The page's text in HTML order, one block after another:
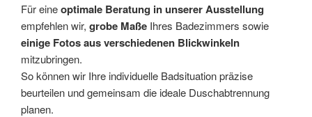
Für eineoptimale Beratung in unserer Ausstellung
empfehlen wir, grobe Maße Ihres Badezimmers sowie
einige Fotos aus verschiedenen Blickwinkeln
mitzubringen.
So können wir Ihre individuelle Badsituation präzise
beurteilen und gemeinsam die ideale Duschabtrennung
planen.